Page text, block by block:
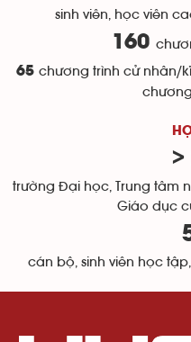
sinh viên, học viên
160
65 chương trình cử nhân/kĩ
>
trường Đại học, Trung tâm
Giáo dục
cán bộ, sinh viên học